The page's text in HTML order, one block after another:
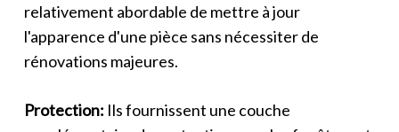
relativement abordable de mettre à jour
l'apparence d'une pièce sans nécessiter de
rénovations majeures.
Protection: Ils fournissent une couche